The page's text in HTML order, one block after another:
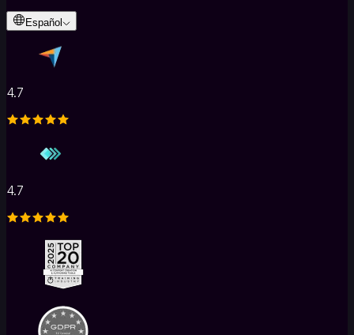
Español
4.7
4.7